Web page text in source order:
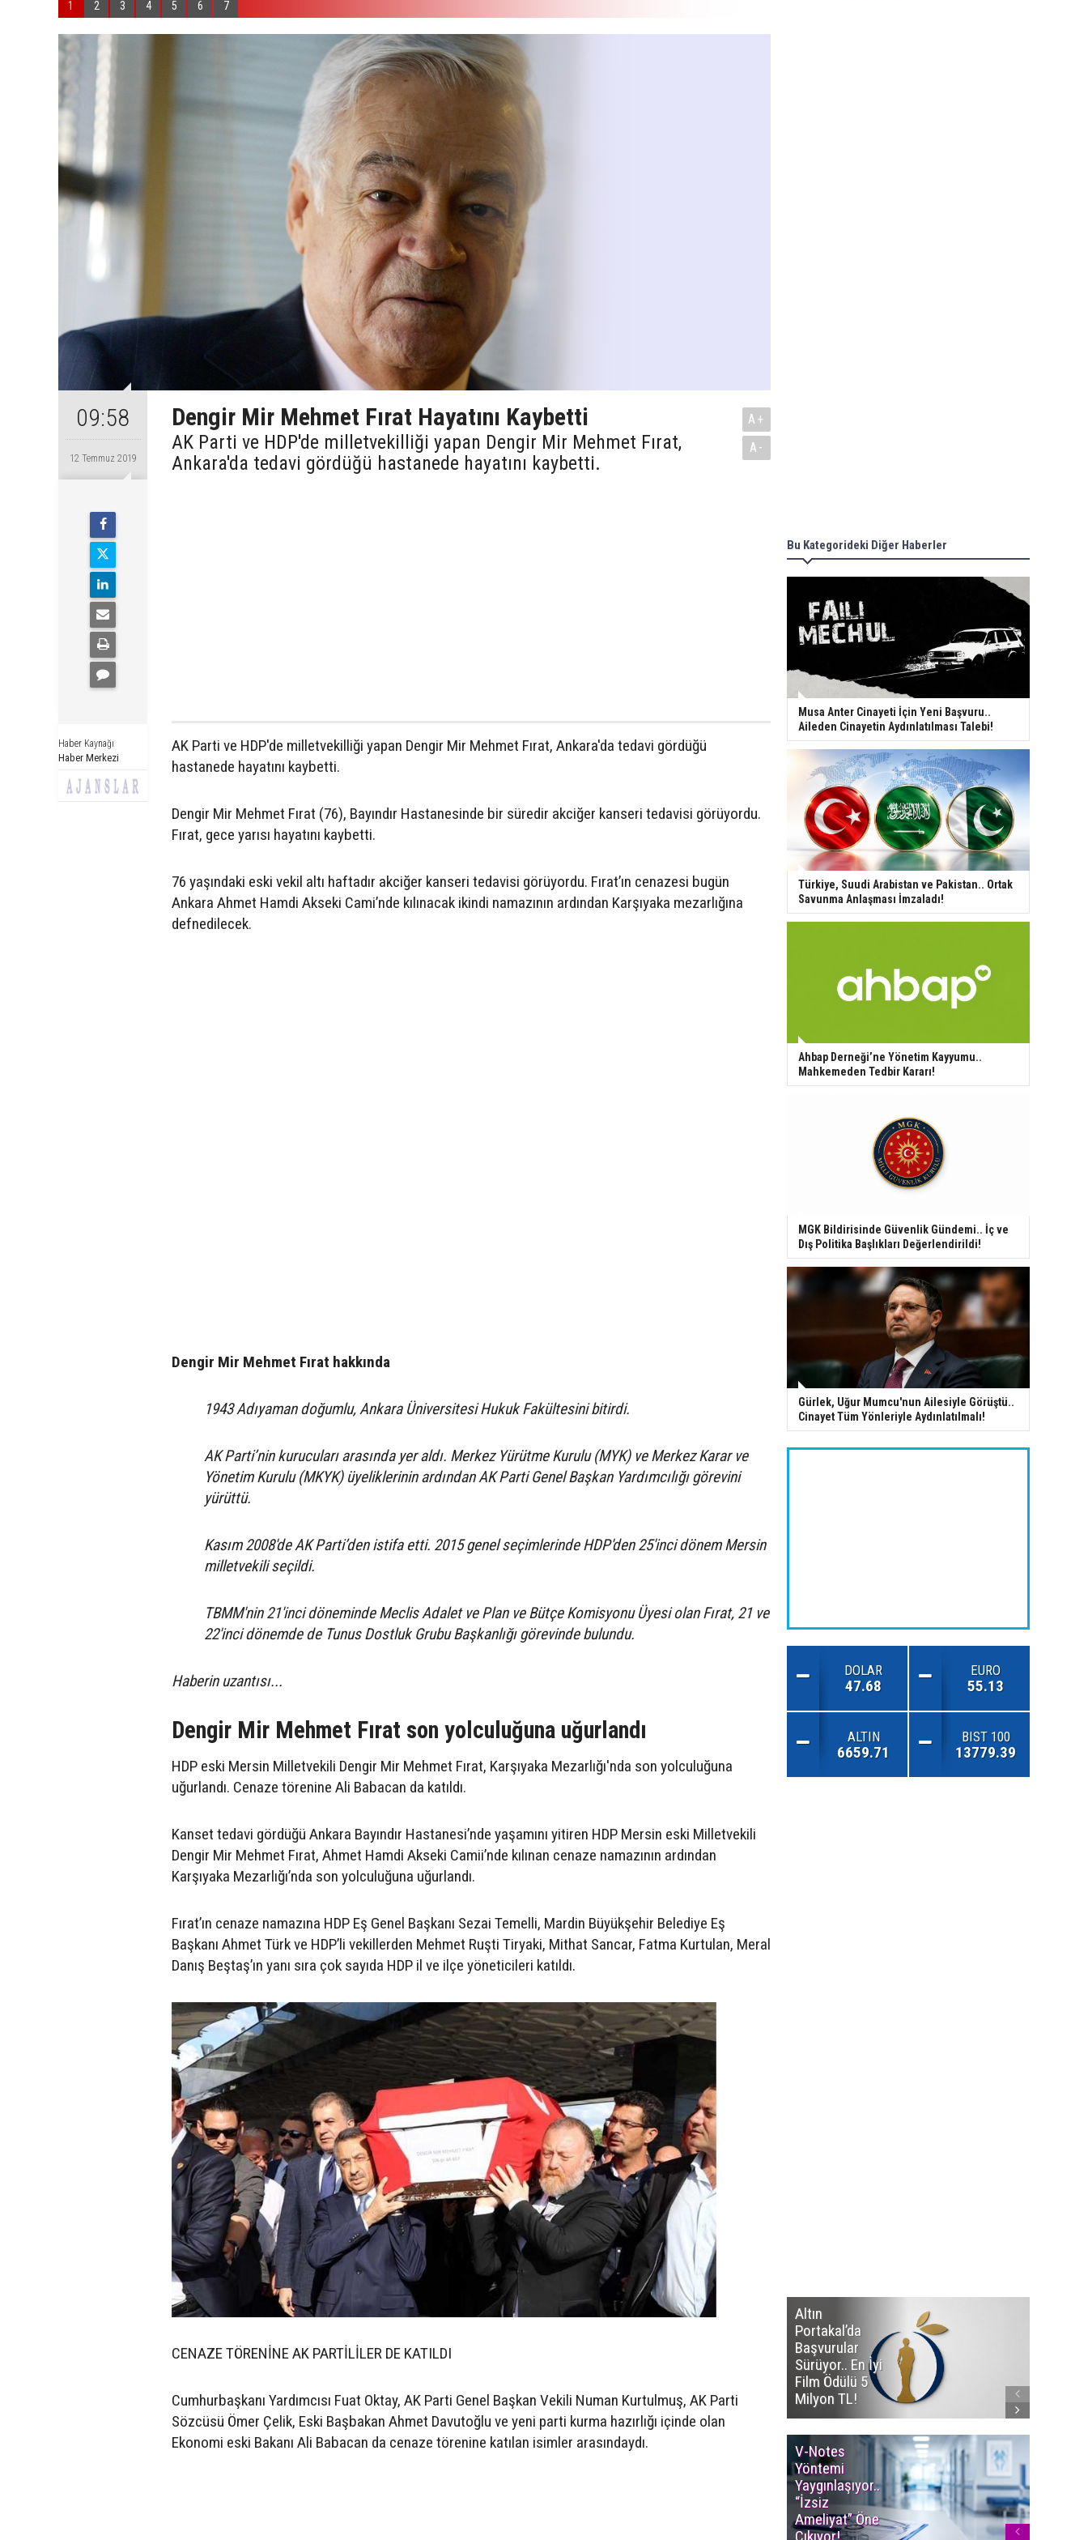
1 2 3 4 5 6 7
09:58
12 Temmuz 2019
Haber Kaynağı
Haber Merkezi
Dengir Mir Mehmet Fırat Hayatını Kaybetti
AK Parti ve HDP'de milletvekilliği yapan Dengir Mir Mehmet Fırat,
Ankara'da tedavi gördüğü hastanede hayatını kaybetti.
A+
A-
AK Parti ve HDP'de milletvekilliği yapan Dengir Mir Mehmet Fırat, Ankara'da tedavi gördüğü
hastanede hayatını kaybetti.
Dengir Mir Mehmet Fırat (76), Bayındır Hastanesinde bir süredir akciğer kanseri tedavisi görüyordu.
Fırat, gece yarısı hayatını kaybetti.
76 yaşındaki eski vekil altı haftadır akciğer kanseri tedavisi görüyordu. Fırat’ın cenazesi bugün
Ankara Ahmet Hamdi Akseki Cami’nde kılınacak ikindi namazının ardından Karşıyaka mezarlığına
defnedilecek.
Dengir Mir Mehmet Fırat hakkında
1943 Adıyaman doğumlu, Ankara Üniversitesi Hukuk Fakültesini bitirdi.
AK Parti’nin kurucuları arasında yer aldı. Merkez Yürütme Kurulu (MYK) ve Merkez Karar ve
Yönetim Kurulu (MKYK) üyeliklerinin ardından AK Parti Genel Başkan Yardımcılığı görevini
yürüttü.
Kasım 2008'de AK Parti’den istifa etti. 2015 genel seçimlerinde HDP'den 25'inci dönem Mersin
milletvekili seçildi.
TBMM'nin 21'inci döneminde Meclis Adalet ve Plan ve Bütçe Komisyonu Üyesi olan Fırat, 21 ve
22'inci dönemde de Tunus Dostluk Grubu Başkanlığı görevinde bulundu.
Haberin uzantısı...
Dengir Mir Mehmet Fırat son yolculuğuna uğurlandı
HDP eski Mersin Milletvekili Dengir Mir Mehmet Fırat, Karşıyaka Mezarlığı'nda son yolculuğuna
uğurlandı. Cenaze törenine Ali Babacan da katıldı.
Kanset tedavi gördüğü Ankara Bayındır Hastanesi’nde yaşamını yitiren HDP Mersin eski Milletvekili
Dengir Mir Mehmet Fırat, Ahmet Hamdi Akseki Camii’nde kılınan cenaze namazının ardından
Karşıyaka Mezarlığı’nda son yolculuğuna uğurlandı.
Fırat’ın cenaze namazına HDP Eş Genel Başkanı Sezai Temelli, Mardin Büyükşehir Belediye Eş
Başkanı Ahmet Türk ve HDP’li vekillerden Mehmet Ruşti Tiryaki, Mithat Sancar, Fatma Kurtulan, Meral
Danış Beştaş’ın yanı sıra çok sayıda HDP il ve ilçe yöneticileri katıldı.
CENAZE TÖRENİNE AK PARTİLİLER DE KATILDI
Cumhurbaşkanı Yardımcısı Fuat Oktay, AK Parti Genel Başkan Vekili Numan Kurtulmuş, AK Parti
Sözcüsü Ömer Çelik, Eski Başbakan Ahmet Davutoğlu ve yeni parti kurma hazırlığı içinde olan
Ekonomi eski Bakanı Ali Babacan da cenaze törenine katılan isimler arasındaydı.
Bu Kategorideki Diğer Haberler
Musa Anter Cinayeti İçin Yeni Başvuru..
Aileden Cinayetin Aydınlatılması Talebi!
Türkiye, Suudi Arabistan ve Pakistan.. Ortak
Savunma Anlaşması İmzaladı!
Ahbap Derneği’ne Yönetim Kayyumu..
Mahkemeden Tedbir Kararı!
MGK Bildirisinde Güvenlik Gündemi.. İç ve
Dış Politika Başlıkları Değerlendirildi!
Gürlek, Uğur Mumcu'nun Ailesiyle Görüştü..
Cinayet Tüm Yönleriyle Aydınlatılmalı!
DOLAR
47.68
EURO
55.13
ALTIN
6659.71
BIST 100
13779.39
Altın
Portakal’da
Başvurular
Sürüyor.. En İyi
Film Ödülü 5
Milyon TL!
V-Notes
Yöntemi
Yaygınlaşıyor..
“İzsiz
Ameliyat” Öne